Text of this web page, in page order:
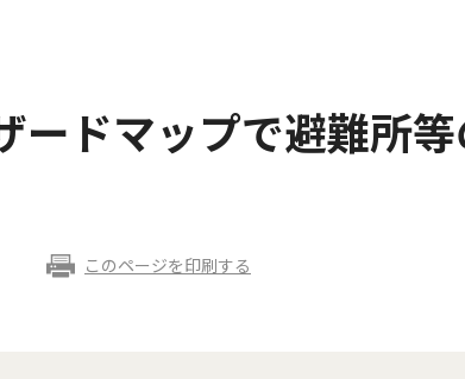
ードマップで避難所
このページを印刷する